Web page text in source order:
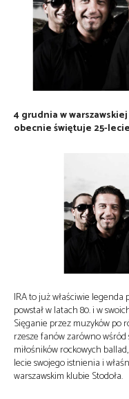
4 grudnia w
obecnie świętuje 25-
IRA to już właściwie legenda
powstał w latach 80. i w
Sięganie przez muzyków po
rzesze fanów zarówno wśród
miłośników rockowych
lecie swojego istnienia i
warszawskim klubie Stodoła.